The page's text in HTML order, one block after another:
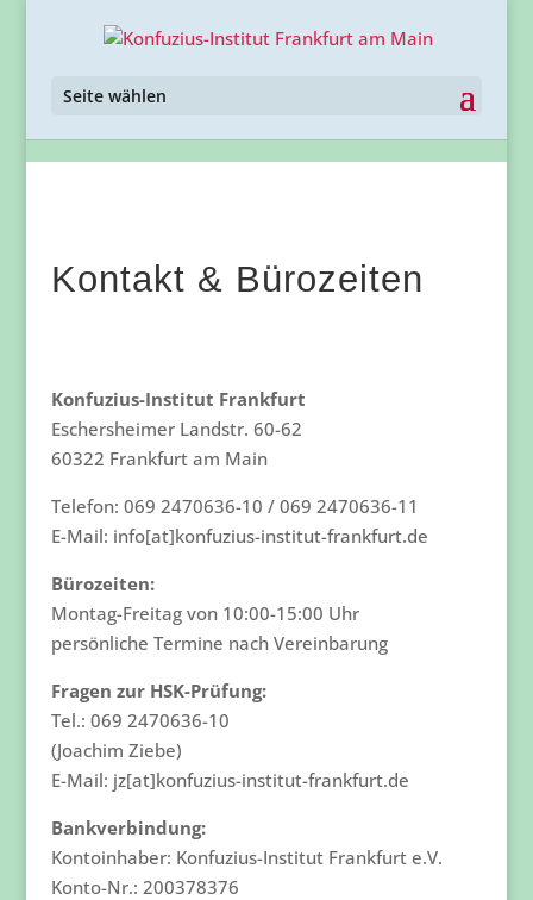
Seite wählen
Kontakt & Bürozeiten
Konfuzius-Institut Frankfurt
Eschersheimer Landstr. 60-62
60322 Frankfurt am Main
Telefon: 069 2470636-10 / 069 2470636-11
E-Mail: info[at]konfuzius-institut-frankfurt.de
Bürozeiten:
Montag-Freitag von 10:00-15:00 Uhr
persönliche Termine nach Vereinbarung
Fragen zur HSK-Prüfung:
Tel.: 069 2470636-10
(Joachim Ziebe)
E-Mail: jz[at]konfuzius-institut-frankfurt.de
Bankverbindung:
Kontoinhaber: Konfuzius-Institut Frankfurt e.V.
Konto-Nr.: 200378376